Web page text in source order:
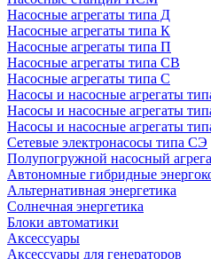
Насосные агрегаты типа Д
Насосные агрегаты типа К
Насосные агрегаты типа П
Насосные агрегаты типа СВ
Насосные агрегаты типа С
Насосы и насосные агрегаты
Насосы и насосные агрегаты
Насосы и насосные агрегаты
Сетевые электронасосы типа СЭ
Полупогружной насосный
Автономные гибридные
Альтернативная энергетика
Солнечная энергетика
Блоки автоматики
Аксессуары
Аксессуары для генераторов